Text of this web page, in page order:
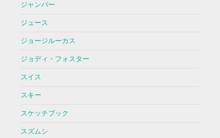
ジャンバー
ジュース
ジョージルーカス
ジョディ・フォスター
スイス
スキー
スケッチブック
スズムシ